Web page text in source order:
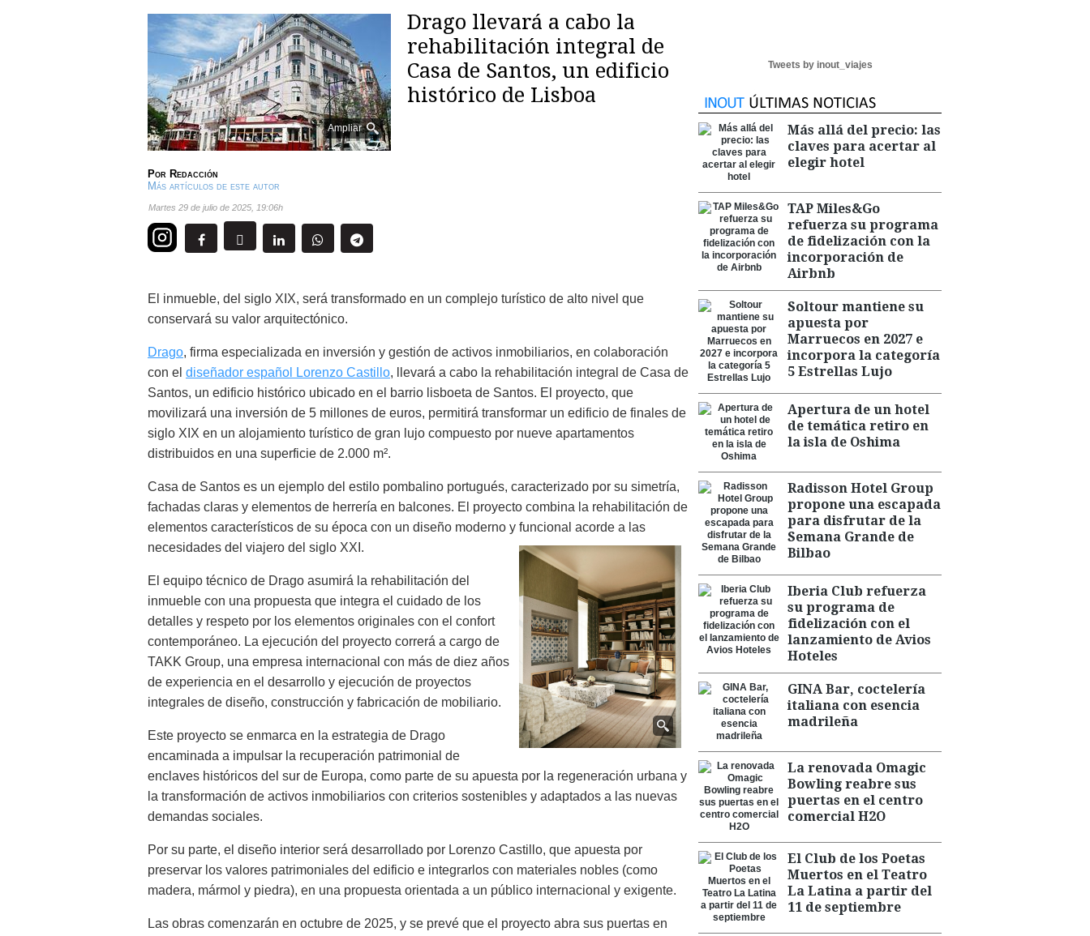
Ampliar
Drago llevará a cabo la
rehabilitación integral de
Casa de Santos, un edificio
histórico de Lisboa
Por Redacción
Más artículos de este autor
martes 29 de julio de 2025 19:06h
El inmueble, del siglo XIX, será transformado en un complejo turístico de alto nivel que
conservará su valor arquitectónico.
Drago, firma especializada en inversión y gestión de activos inmobiliarios, en colaboración
con el diseñador español Lorenzo Castillo, llevará a cabo la rehabilitación integral de Casa de
Santos, un edificio histórico ubicado en el barrio lisboeta de Santos. El proyecto, que
movilizará una inversión de 5 millones de euros, permitirá transformar un edificio de finales de
siglo XIX en un alojamiento turístico de gran lujo compuesto por nueve apartamentos
distribuidos en una superficie de 2.000 m².
Casa de Santos es un ejemplo del estilo pombalino portugués, caracterizado por su simetría,
fachadas claras y elementos de herrería en balcones. El proyecto combina la rehabilitación de
elementos característicos de su época con un diseño moderno y funcional acorde a las
necesidades del viajero del siglo XXI.
El equipo técnico de Drago asumirá la rehabilitación del
inmueble con una propuesta que integra el cuidado de los
detalles y respeto por los elementos originales con el confort
contemporáneo. La ejecución del proyecto correrá a cargo de
TAKK Group, una empresa internacional con más de diez años
de experiencia en el desarrollo y ejecución de proyectos
integrales de diseño, construcción y fabricación de mobiliario.
Este proyecto se enmarca en la estrategia de Drago
encaminada a impulsar la recuperación patrimonial de
enclaves históricos del sur de Europa, como parte de su apuesta por la regeneración urbana y
la transformación de activos inmobiliarios con criterios sostenibles y adaptados a las nuevas
demandas sociales.
Por su parte, el diseño interior será desarrollado por Lorenzo Castillo, que apuesta por
preservar los valores patrimoniales del edificio e integrarlos con materiales nobles (como
madera, mármol y piedra), en una propuesta orientada a un público internacional y exigente.
Las obras comenzarán en octubre de 2025, y se prevé que el proyecto abra sus puertas en
Tweets by inout_viajes
Más allá del precio: las
claves para acertar al
elegir hotel
TAP Miles&Go
refuerza su programa
de fidelización con la
incorporación de
Airbnb
Soltour mantiene su
apuesta por
Marruecos en 2027 e
incorpora la categoría
5 Estrellas Lujo
Apertura de un hotel
de temática retiro en
la isla de Oshima
Radisson Hotel Group
propone una escapada
para disfrutar de la
Semana Grande de
Bilbao
Iberia Club refuerza
su programa de
fidelización con el
lanzamiento de Avios
Hoteles
GINA Bar, coctelería
italiana con esencia
madrileña
La renovada Omagic
Bowling reabre sus
puertas en el centro
comercial H2O
El Club de los Poetas
Muertos en el Teatro
La Latina a partir del
11 de septiembre